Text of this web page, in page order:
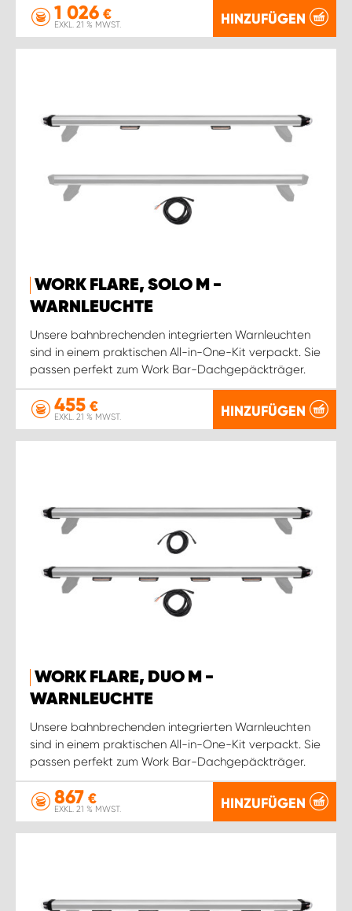
1 026 €
EXKL. 21 % MWST. HINZUFÜGEN
WORK FLARE, SOLO M -
WARNLEUCHTE
Unsere bahnbrechenden integrierten Warnleuchten
sind in einem praktischen All-in-One-Kit verpackt. Sie
passen perfekt zum Work Bar-Dachgepäckträger.
455 €
EXKL. 21 % MWST. HINZUFÜGEN
WORK FLARE, DUO M -
WARNLEUCHTE
Unsere bahnbrechenden integrierten Warnleuchten
sind in einem praktischen All-in-One-Kit verpackt. Sie
passen perfekt zum Work Bar-Dachgepäckträger.
867 €
EXKL. 21 % MWST. HINZUFÜGEN